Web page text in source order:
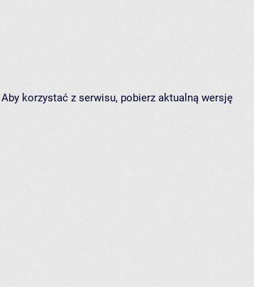
korzystać z serwisu, pobierz aktualną wersję